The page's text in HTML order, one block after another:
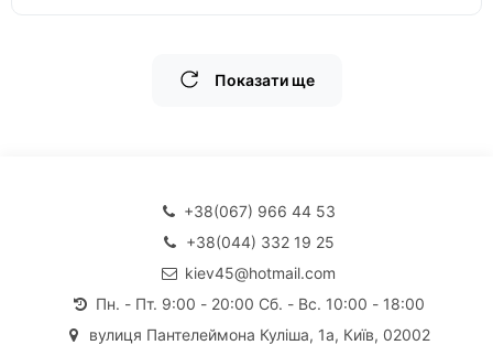
Показати ще
+38(067) 966 44 53
+38(044) 332 19 25
kiev45@hotmail.com
Пн. - Пт. 9:00 - 20:00 Сб. - Вс. 10:00 - 18:00
вулиця Пантелеймона Куліша, 1а, Київ, 02002